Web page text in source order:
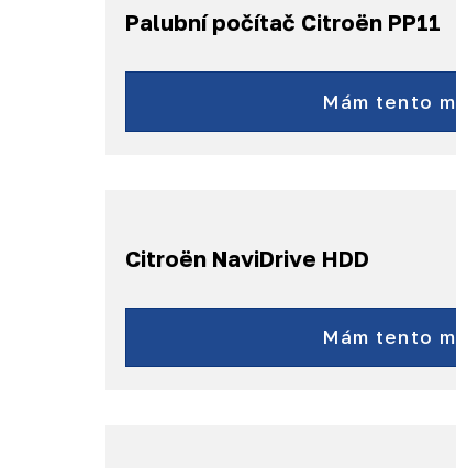
Palubní počítač Citroën PP11
Jumper
ë-Jumper
a další
Mám tento
Citroën NaviDrive HDD
AirCross
C-Crosser
a další...
Mám tento